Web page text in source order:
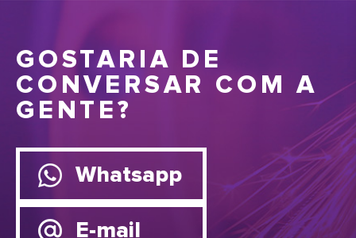
GOSTARIA DE
CONVERSAR COM A
GENTE?
Whatsapp
E-mail